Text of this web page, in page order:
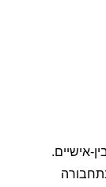
אישיים.